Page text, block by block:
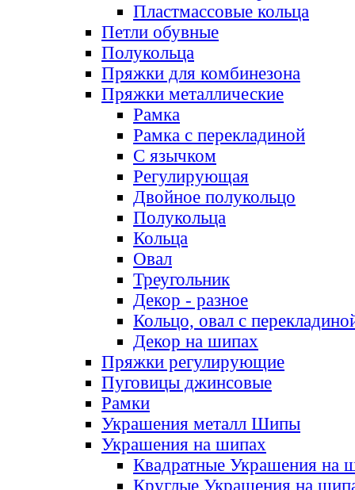
Пластмассовые кольца
Петли обувные
Полукольца
Пряжки для комбинезона
Пряжки металлические
Рамка
Рамка с перекладиной
С язычком
Регулирующая
Двойное полукольцо
Полукольца
Кольца
Овал
Треугольник
Декор - разное
Кольцо, овал с
Декор на шипах
Пряжки регулирующие
Пуговицы джинсовые
Рамки
Украшения металл Шипы
Украшения на шипах
Квадратные Украшения на
Круглые Украшения на